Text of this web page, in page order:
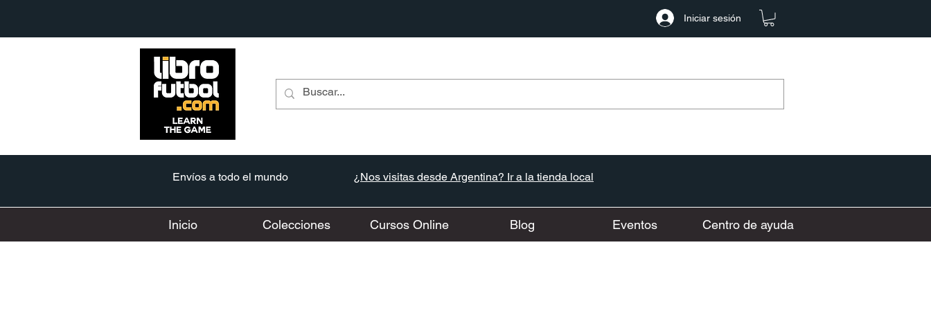
Iniciar sesión
Envíos a todo el mundo ¿Nos visitas desde Argentina? Ir a la tienda local
Inicio Colecciones Cursos Online Blog Eventos Centro de ayuda